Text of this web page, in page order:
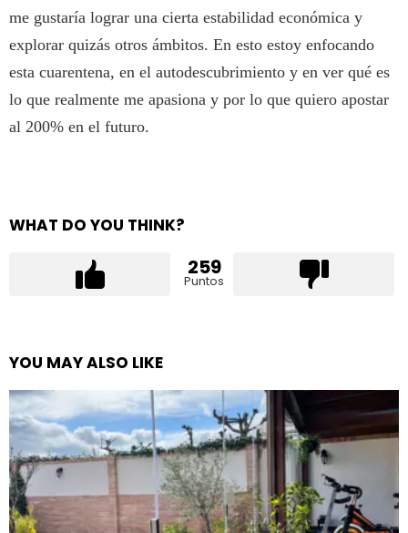
me gustaría lograr una cierta estabilidad económica y
explorar quizás otros ámbitos. En esto estoy enfocando
esta cuarentena, en el autodescubrimiento y en ver qué es
lo que realmente me apasiona y por lo que quiero apostar
al 200% en el futuro.
WHAT DO YOU THINK?
259
Puntos
YOU MAY ALSO LIKE